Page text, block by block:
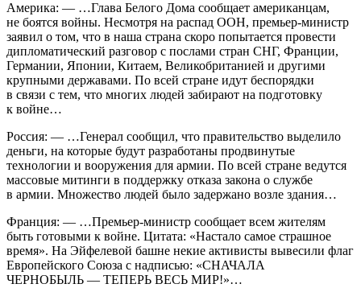
Америка: — …Глава Белого Дома сообщает американцам,
не боятся войны. Несмотря на распад ООН, премьер-министр
заявил о том, что в наша страна скоро попытается провести
дипломатический разговор с послами стран СНГ, Франции,
Германии, Японии, Китаем, Великобританией и другими
крупными державами. По всей стране идут беспорядки
в связи с тем, что многих людей забирают на подготовку
к войне…
Россия: — …Генерал сообщил, что правительство выделило
деньги, на которые будут разработаны продвинутые
технологии и вооружения для армии. По всей стране ведутся
массовые митинги в поддержку отказа закона о службе
в армии. Множество людей было задержано возле здания…
Франция: — …Премьер-министр сообщает всем жителям
быть готовыми к войне. Цитата: «Настало самое страшное
время». На Эйфелевой башне некие активисты вывесили флаг
Европейского Союза с надписью: «СНАЧАЛА
ЧЕРНОБЫЛЬ — ТЕПЕРЬ ВЕСЬ МИР!»…